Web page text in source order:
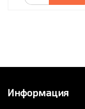
Информация